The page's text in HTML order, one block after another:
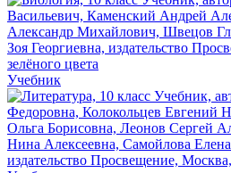
Учебник